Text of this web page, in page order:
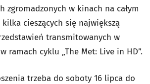
zgromadzonych w kinach na całym
cieszących się największą
transmitowanych w
ramach cyklu „The Met: Live in HD”.
trzeba do soboty 16 lipca do